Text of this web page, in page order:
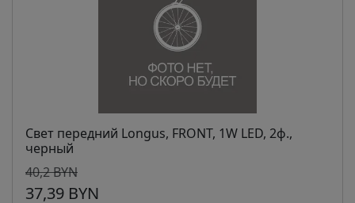
Свет передний Longus, FRONT, 1W LED, 2ф.,
черный
40,2 BYN
37,39 BYN